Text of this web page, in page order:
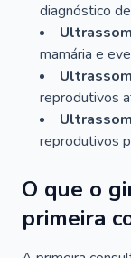
diagnóstico
mamária e
reprodutivos
reprodutivos
O que o
primeira